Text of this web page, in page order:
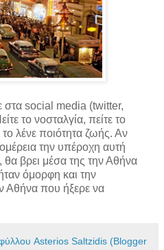
στα social media (twitter,
το νοσταλγία, πείτε το
λένε ποιότητα ζωής. Αν
την υπέροχη αυτή
βρει μέσα της την Αθήνα
όμορφη και την
Αθήνα που ήξερε να
Asterios Saltzidis (Blogger